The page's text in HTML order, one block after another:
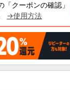
クーポンの確認」
→使用方法